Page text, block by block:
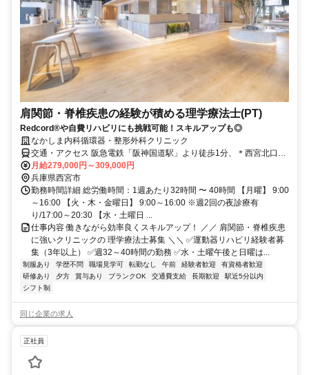
肩関節・脊椎疾患の経験が積める理学療法士(PT)
Redcord®や自費リハビリにも挑戦可能！スキルアップも◎
なかしま内科循環器・整形外科クリニック
交通・アクセス 阪急電鉄「阪神国道駅」より徒歩1分、＊西宮北口駅
から1駅 ＊JR「西宮駅」より徒歩13分・自転車で3分（駐輪場あり）
月給279,000円～309,000円
兵庫県西宮市
勤務時間詳細 総労働時間：1週あたり32時間 〜 40時間 【月曜】 9:00
～16:00 【火・木・金曜日】 9:00～16:00 ※週2回の夜診療有
り/17:00～20:30 【水・土曜日 ...
仕事内容 働きながら効率良くスキルアップ！ ／／ 肩関節・脊椎疾患
に強いクリニックの 理学療法士募集 ＼＼ ✅運動器リハビリ経験者募
集（3年以上） ✅週32～40時間の勤務 ✅水・土曜午後と日曜は...
制服あり 学歴不問 職場見学可 転勤なし 午前 経験者歓迎
有資格者歓迎
研修あり
夕方 賞与あり ブランクOK 交通費支給 長期歓迎
駅近5分以内
シフト制
同じ企業の求人
正社員